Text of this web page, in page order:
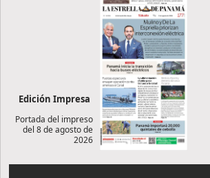
Edición Impresa
Portada del impreso
del 8 de agosto de
2026